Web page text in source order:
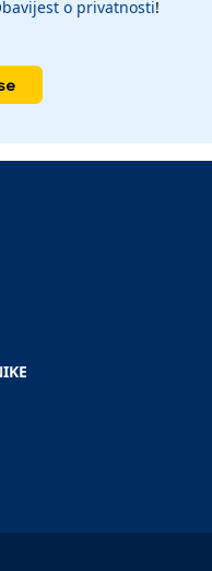
o privatnosti!